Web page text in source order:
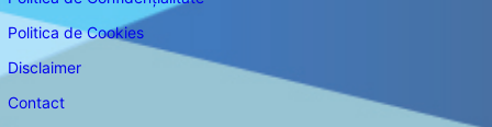
Politica de Cookies
Disclaimer
Contact